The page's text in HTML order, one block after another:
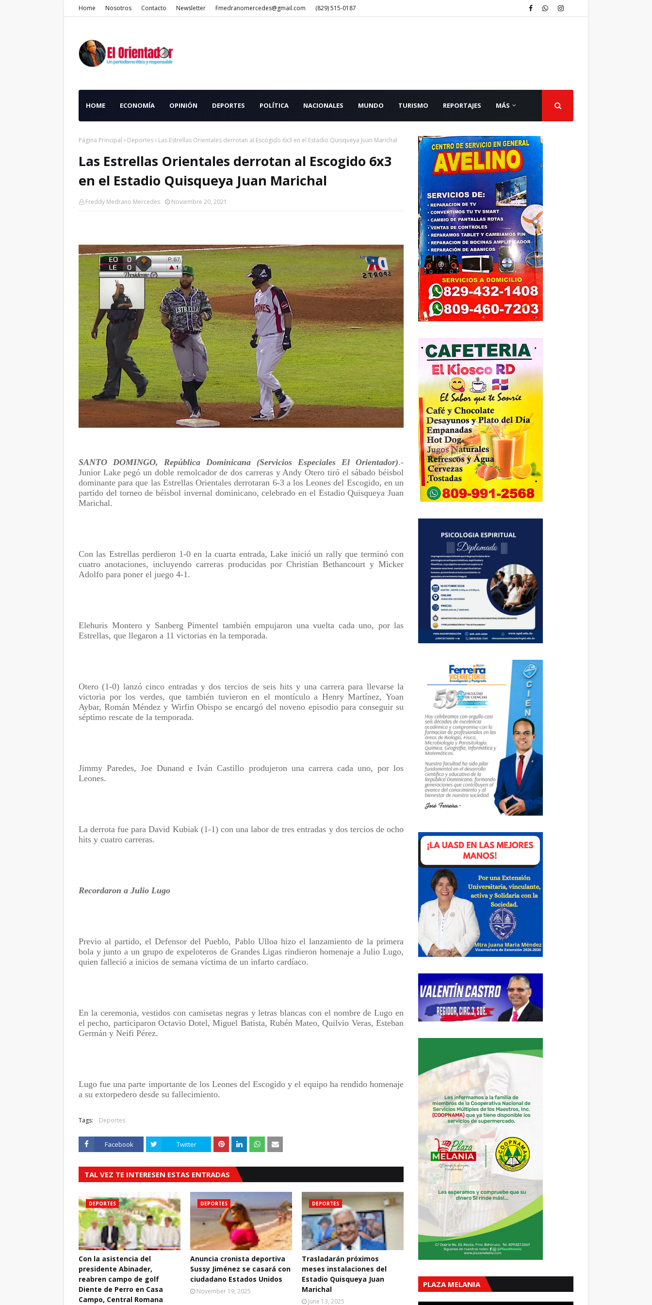
Home Nosotros Contacto Newsletter Fmedranomercedes@gmail.com (829) 515-0187
HOME ECONOMÍA OPINIÓN DEPORTES POLÍTICA NACIONALES MUNDO TURISMO REPORTAJES MÁS
Página Principal Deportes Las Estrellas Orientales derrotan al Escogido 6x3 en el Estadio Quisqueya Juan Marichal
Las Estrellas Orientales derrotan al Escogido 6x3
en el Estadio Quisqueya Juan Marichal
Freddy Medrano Mercedes Noviembre 20, 2021
SANTO DOMINGO, República Dominicana (Servicios Especiales El Orientador).-
Junior Lake pegó un doble remolcador de dos carreras y Andy Otero tiró el sábado béisbol
dominante para que las Estrellas Orientales derrotaran 6-3 a los Leones del Escogido, en un
partido del torneo de béisbol invernal dominicano, celebrado en el Estadio Quisqueya Juan
Marichal.
Con las Estrellas perdieron 1-0 en la cuarta entrada, Lake inició un rally que terminó con
cuatro anotaciones, incluyendo carreras producidas por Christian Bethancourt y Micker
Adolfo para poner el juego 4-1.
Elehuris Montero y Sanberg Pimentel también empujaron una vuelta cada uno, por las
Estrellas, que llegaron a 11 victorias en la temporada.
Otero (1-0) lanzó cinco entradas y dos tercios de seis hits y una carrera para llevarse la
victoria por los verdes, que también tuvieron en el montículo a Henry Martínez, Yoan
Aybar, Román Méndez y Wirfin Obispo se encargó del noveno episodio para conseguir su
séptimo rescate de la temporada.
Jimmy Paredes, Joe Dunand e Iván Castillo produjeron una carrera cada uno, por los
Leones.
La derrota fue para David Kubiak (1-1) con una labor de tres entradas y dos tercios de ocho
hits y cuatro carreras.
Recordaron a Julio Lugo
Previo al partido, el Defensor del Pueblo, Pablo Ulloa hizo el lanzamiento de la primera
bola y junto a un grupo de expeloteros de Grandes Ligas rindieron homenaje a Julio Lugo,
quien falleció a inicios de semana víctima de un infarto cardíaco.
En la ceremonia, vestidos con camisetas negras y letras blancas con el nombre de Lugo en
el pecho, participaron Octavio Dotel, Miguel Batista, Rubén Mateo, Quilvio Veras, Esteban
Germán y Neifi Pérez.
Lugo fue una parte importante de los Leones del Escogido y el equipo ha rendido homenaje
a su extorpedero desde su fallecimiento.
Tags: Deportes
Facebook Twitter
TAL VEZ TE INTERESEN ESTAS ENTRADAS
DEPORTES
Con la asistencia del
presidente Abinader,
reabren campo de golf
Diente de Perro en Casa
Campo, Central Romana
DEPORTES
Anuncia cronista deportiva
Sussy Jiménez se casará con
ciudadano Estados Unidos
November 19, 2025
DEPORTES
Trasladarán próximos
meses instalaciones del
Estadio Quisqueya Juan
Marichal
June 13, 2025
PLAZA MELANIA